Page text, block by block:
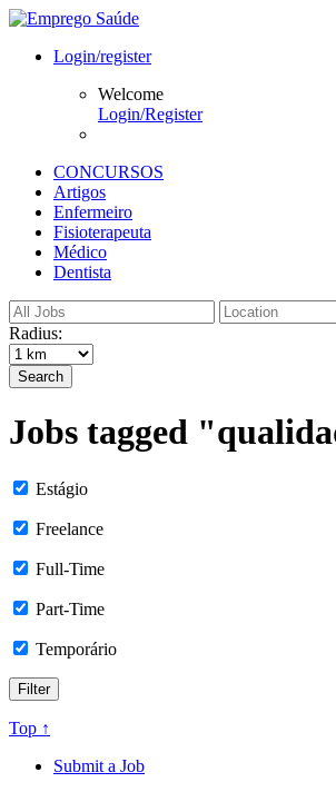
Login/register
Welcome
Login/Register
CONCURSOS
Artigos
Enfermeiro
Fisioterapeuta
Médico
Dentista
Radius:
Search
Jobs tagged
Estágio
Freelance
Full-Time
Part-Time
Temporário
Top ↑
Submit a Job